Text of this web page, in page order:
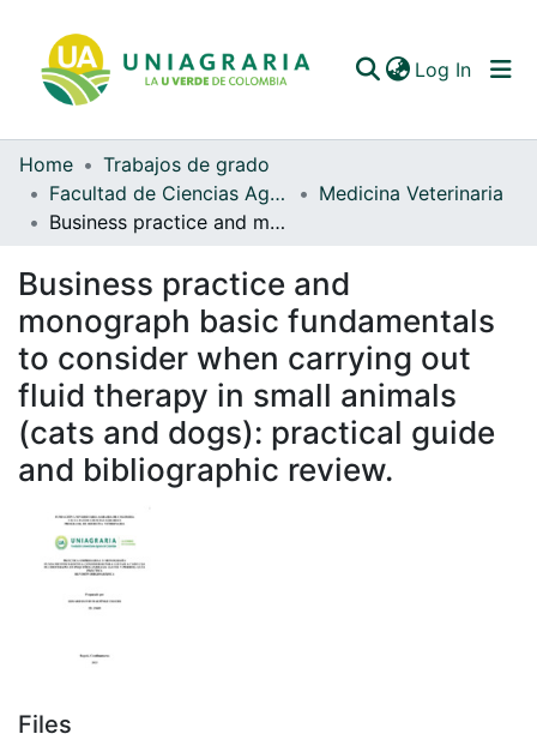
Log In
Communities & Collections
All of DSpace
Statistics
Home
Trabajos de grado
Facultad de Ciencias Agrarias
Medicina Veterinaria
Business practice and monograph basic fundamentals to consider when carrying out fluid therapy in small animals (cats and dogs): practical guide and bibliographic review.
Business practice and
monograph basic fundamentals
to consider when carrying out
fluid therapy in small animals
(cats and dogs): practical guide
and bibliographic review.
Files